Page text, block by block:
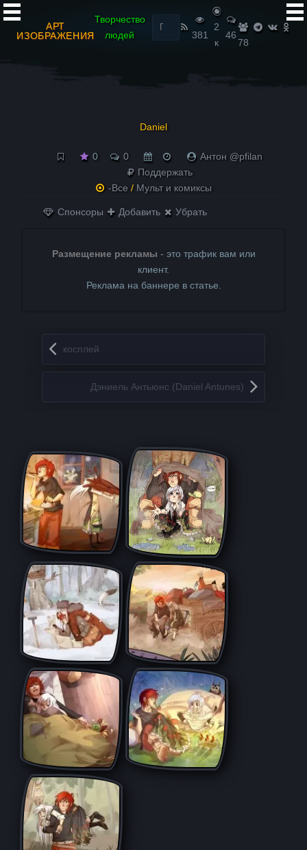
АРТ
ИЗОБРАЖЕНИЯ
Творчество
людей
Найти:
381
2
к
46
78
Daniel
0 0
Антон @pfilan
Поддержать
-Все / Мульт и комиксы
Спонсоры Добавить Убрать
Размещение рекламы - это трафик вам или
клиент.
Реклама на баннере в статье.
Запись навигация
косплей
Дэниель Антьюнс (Daniel Antunes)